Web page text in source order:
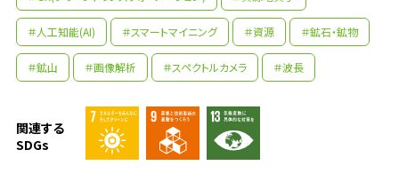
＃人工知能(AI) ＃スマートマイニング ＃資源 ＃鉱石・鉱物
＃鉱山 ＃画像解析 ＃スペクトルカメラ ＃波長
関連する
SDGs